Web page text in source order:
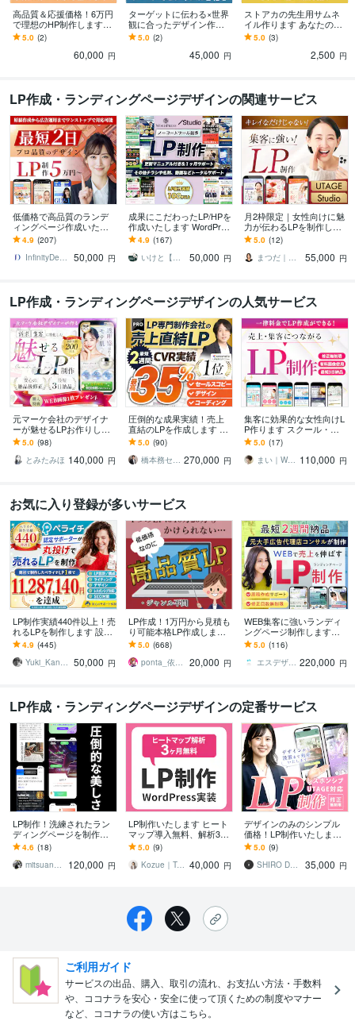
高品質＆応援価格！6万円
で理想のHP制作します
【トップ画像作成無料特
典付き！！】
5.0 (2)
60,000 円
ターゲットに伝わる×世界
観に合ったデザイン作り
ます 安心の修正無制限で
あなたの想いをカタチに
5.0 (2)
45,000 円
ストアカの先生用サムネ
イル作ります あなたの魅
力が一目で伝わるデザイ
ン提供します
5.0 (3)
2,500 円
LP作成・ランディングページデザインの関連サービス
低価格で高品質のランデ
ィングページ作成いたし
ます ココナラ実績100件
以上の実績ありハイクオ
リティLP制作
4.9 (207)
InfinityDesign1127
50,000 円
成果にこだわったLP/HPを
作成いたします WordPres
s/Studio 広告・集客・採用
LPに対応
4.9 (167)
いけと【デザインスタジオ LOCAL】
50,000 円
月2枠限定｜女性向けに魅
力が伝わるLPを制作しま
す 原稿サポート×デザイン
×UTAGE／STUDIO実装ま
で対応
5.0 (12)
まつだ｜セールスLP専門デザイナー
55,000 円
LP作成・ランディングページデザインの人気サービス
元マーケ会社のデザイナ
ーが魅せるLPお作りしま
す マーケティング視点で
反応を高めるLPを設計！
5.0 (98)
とみたみほ 140,000 円
圧倒的な成果実績！売上
直結のLPを作成します Go
ogle・Meta広告で成果！
原稿ゼロから丸投げOK
5.0 (90)
橋本務セールスデザインオフィス合同会社 270,000 円
集客に効果的な女性向けL
P作ります スクール・養
成講座系などのLPデザイ
ン実績多数！
5.0 (17)
まい｜WEBデザイナー・イラストレーター 110,000 円
お気に入り登録が多いサービス
LP制作実績440件以上！売
れるLPを制作します 設
計、構成からライティン
グ、デザインまで全て丸
投げ対応可能！
4.9 (445)
Yuki_Kanamaru 50,000 円
LP作成！1万円から見積も
り可能本格LP作成します
元広告代理店勤務、現ア
フィリエイターがLP作成
★サンプルあり
5.0 (668)
ponta_依頼多数のため返信遅れます
20,000 円
WEB集客に強いランディ
ングページ制作します
【公式PRO認定済】広告
成果を最大化するLPを制
作します
5.0 (116)
エスデザインマーケティング 220,000 円
LP作成・ランディングページデザインの定番サービス
LP制作！洗練されたラン
ディングページを制作し
ます 【高級商材向け】他
にないシンプルなLPで売
り上げUPに貢献！
4.6 (18)
mitsuandco
120,000 円
LP制作いたします ヒート
マップ導入無料、解析3ヶ
月無料です
5.0 (9)
Kozue｜ToaT Design 40,000 円
デザインのみのシンプル
価格！LP制作いたします
UTAGEへのアップロード
まで丸投げOK
5.0 (9)
SHIRO DESIGN 2025
35,000 円
ご利用ガイド
サービスの出品、購入、取引の流れ、お支払い方法・手数料
や、ココナラを安心・安全に使って頂くための制度やマナー
など、ココナラの使い方はこちら。